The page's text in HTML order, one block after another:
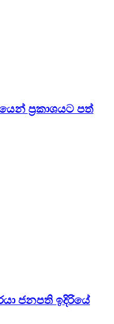
ප්‍රකාශයට පත්
ජනපති ඉදිරියේ